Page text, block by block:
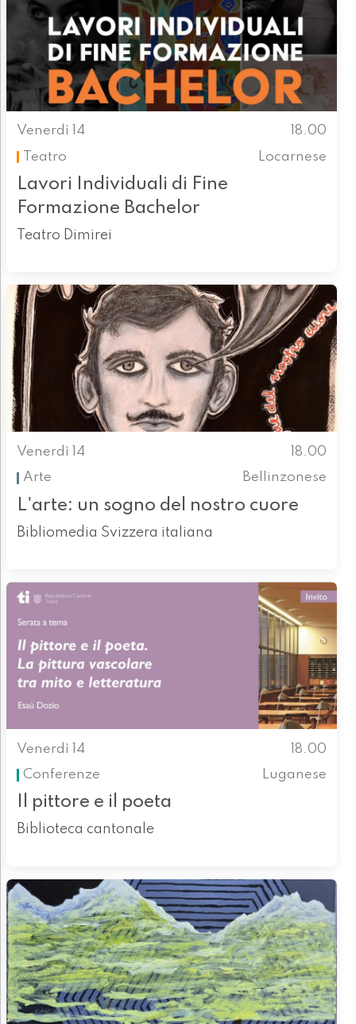
Venerdì 14
18.00
Teatro
Locarnese
Lavori Individuali di Fine
Formazione Bachelor
Teatro Dimirei
Venerdì 14
18.00
Arte
Bellinzonese
L'arte: un sogno del nostro cuore
Bibliomedia Svizzera italiana
Venerdì 14
18.00
Conferenze
Luganese
Il pittore e il poeta
Biblioteca cantonale